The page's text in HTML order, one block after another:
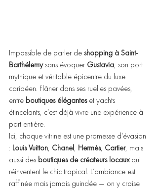
Impossible de parler de shopping à Saint-
Barthélemy sans évoquer Gustavia, son port
mythique et véritable épicentre du luxe
caribéen. Flâner dans ses ruelles pavées,
entre boutiques élégantes et yachts
étincelants, c’est déjà vivre une expérience à
part entière.
Ici, chaque vitrine est une promesse d’évasion
: Louis Vuitton, Chanel, Hermès, Cartier, mais
aussi des boutiques de créateurs locaux qui
réinventent le chic tropical. L’ambiance est
raffinée mais jamais guindée — on y croise